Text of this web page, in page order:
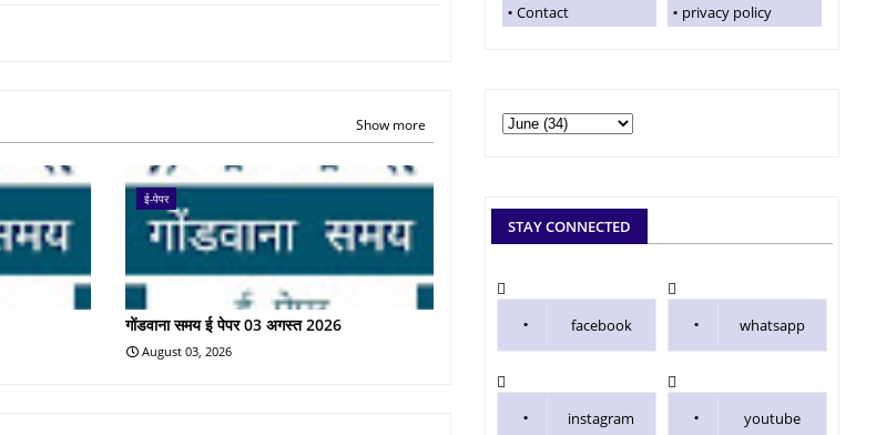
Show more
ई-पेपर
गोंडवाना समय ई पेपर 03 अगस्त 2026
August 03, 2026
Contact
privacy policy
STAY CONNECTED
facebook whatsapp
instagram youtube